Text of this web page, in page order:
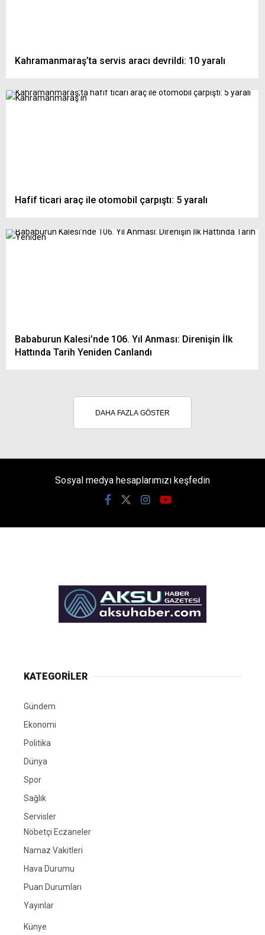
Kahramanmaraş’ta servis aracı devrildi: 10 yaralı
Hafif ticari araç ile otomobil çarpıştı: 5 yaralı
Bababurun Kalesi’nde 106. Yıl Anması: Direnişin İlk
Hattında Tarih Yeniden Canlandı
DAHA FAZLA GÖSTER
Sosyal medya hesaplarımızı keşfedin
KATEGORİLER
Gündem
Ekonomi
Politika
Dünya
Spor
Sağlık
Servisler
Nöbetçi Eczaneler
Namaz Vakitleri
Hava Durumu
Puan Durumları
Yayınlar
Künye